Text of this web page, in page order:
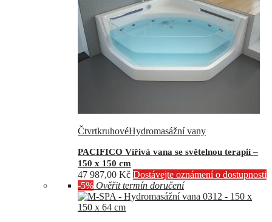
ČtvrtkruhovéHydromasážní vany
PACIFICO Vířivá vana se světelnou terapií –
150 x 150 cm
47 987,00 Kč Dostávejte oznámení o dostupnosti
-5% Ověřit termín doručení